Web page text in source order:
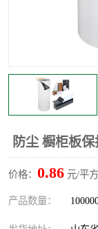
防尘 橱柜板
价格： 0.86 元/平
产品数量：
不绣钢板保护膜
不锈钢板保护膜